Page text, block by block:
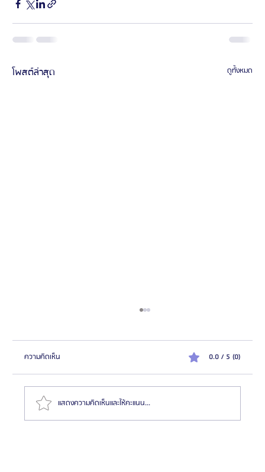
โพสต์ล่าสุด ดูทั้งหมด
ความคิดเห็น 0.0 / 5 (0)
แสดงความคิดเห็นและให้คะแนน...